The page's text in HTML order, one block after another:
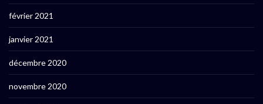
février 2021
janvier 2021
décembre 2020
novembre 2020